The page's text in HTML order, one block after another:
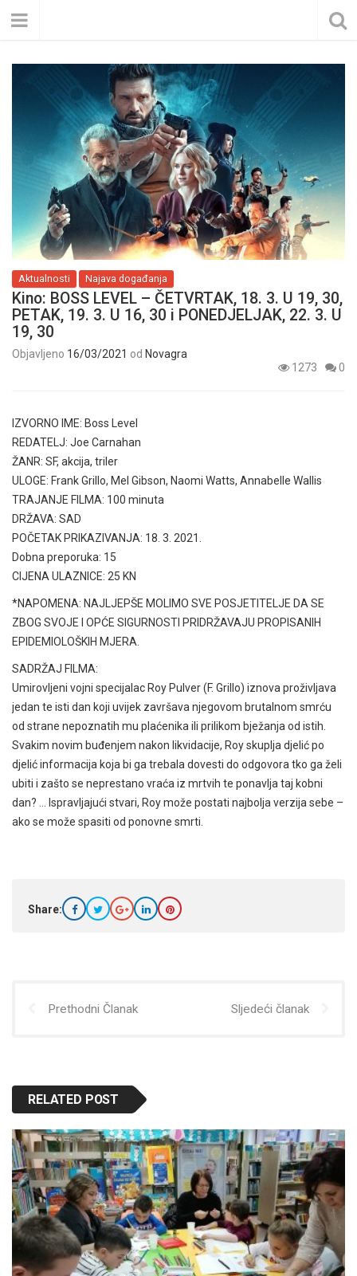
Aktualnosti Najava događanja
Kino: BOSS LEVEL – ČETVRTAK, 18. 3. U 19, 30,
PETAK, 19. 3. U 16, 30 i PONEDJELJAK, 22. 3. U
19, 30
Objavljeno 16/03/2021 od Novagra
1273
0
IZVORNO IME: Boss Level
REDATELJ: Joe Carnahan
ŽANR: SF, akcija, triler
ULOGE: Frank Grillo, Mel Gibson, Naomi Watts, Annabelle Wallis
TRAJANJE FILMA: 100 minuta
DRŽAVA: SAD
POČETAK PRIKAZIVANJA: 18. 3. 2021.
Dobna preporuka: 15
CIJENA ULAZNICE: 25 KN
*NAPOMENA: NAJLJEPŠE MOLIMO SVE POSJETITELJE DA SE
ZBOG SVOJE I OPĆE SIGURNOSTI PRIDRŽAVAJU PROPISANIH
EPIDEMIOLOŠKIH MJERA.
SADRŽAJ FILMA:
Umirovljeni vojni specijalac Roy Pulver (F. Grillo) iznova proživljava
jedan te isti dan koji uvijek završava njegovom brutalnom smrću
od strane nepoznatih mu plaćenika ili prilikom bježanja od istih.
Svakim novim buđenjem nakon likvidacije, Roy skuplja djelić po
djelić informacija koja bi ga trebala dovesti do odgovora tko ga želi
ubiti i zašto se neprestano vraća iz mrtvih te ponavlja taj kobni
dan? … Ispravljajući stvari, Roy može postati najbolja verzija sebe –
ako se može spasiti od ponovne smrti.
Share:
Prethodni Članak Sljedeći članak
RELATED POST